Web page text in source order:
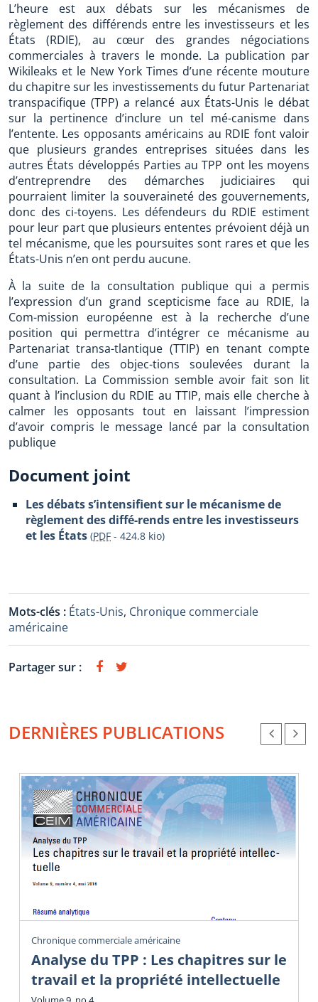
L’heure est aux débats sur les mécanismes de
règlement des différends entre les investisseurs et les
États (RDIE), au cœur des grandes négociations
commerciales à travers le monde. La publication par
Wikileaks et le New York Times d’une récente mouture
du chapitre sur les investissements du futur Partenariat
transpacifique (TPP) a relancé aux États-Unis le débat
sur la pertinence d’inclure un tel mé-canisme dans
l’entente. Les opposants américains au RDIE font valoir
que plusieurs grandes entreprises situées dans les
autres États développés Parties au TPP ont les moyens
d’entreprendre des démarches judiciaires qui
pourraient limiter la souveraineté des gouvernements,
donc des ci-toyens. Les défendeurs du RDIE estiment
pour leur part que plusieurs ententes prévoient déjà un
tel mécanisme, que les poursuites sont rares et que les
États-Unis n’en ont perdu aucune.
À la suite de la consultation publique qui a permis
l’expression d’un grand scepticisme face au RDIE, la
Com-mission européenne est à la recherche d’une
position qui permettra d’intégrer ce mécanisme au
Partenariat transa-tlantique (TTIP) en tenant compte
d’une partie des objec-tions soulevées durant la
consultation. La Commission semble avoir fait son lit
quant à l’inclusion du RDIE au TTIP, mais elle cherche à
calmer les opposants tout en laissant l’impression
d’avoir compris le message lancé par la consultation
publique
Document joint
Les débats s’intensifient sur le mécanisme de
règlement des diffé-rends entre les investisseurs
et les États (PDF - 424.8 kio)
Mots-clés : États-Unis, Chronique commerciale
américaine
Partager sur :
DERNIÈRES PUBLICATIONS
Chronique commerciale américaine
Analyse du TPP : Les chapitres sur le
travail et la propriété intellectuelle